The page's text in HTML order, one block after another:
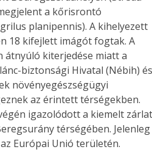
a kőrisrontó
planipennis). A kihelyezett
18 kifejlett imágót fogtak. A
kiterjedése miatt a
biztonsági Hivatal (Nébih)
növényegészségügyi
az érintett térségekben.
igazolódott a kiemelt
térségében. Jelenleg
Európai Unió területén.